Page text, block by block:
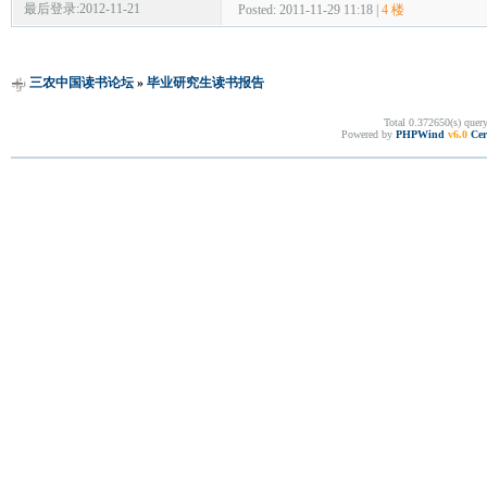
最后登录:2012-11-21
Posted: 2011-11-29 11:18 | 4 楼
三农中国读书论坛» 毕业研究生读书报告
Total 0.372650(s)
Powered by PHPWind v6.0